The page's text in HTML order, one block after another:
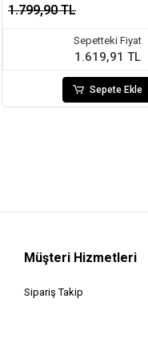
1.799,90 TL
Sepetteki Fiyat
1.619,91 TL
Sepete Ekle
Müşteri Hizmetleri
Sipariş Takip